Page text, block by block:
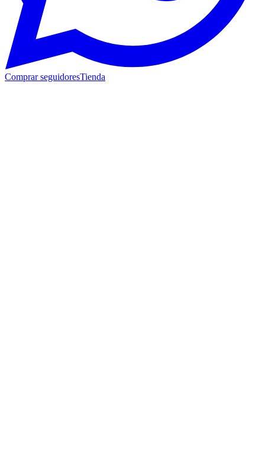
Comprar seguidoresTienda